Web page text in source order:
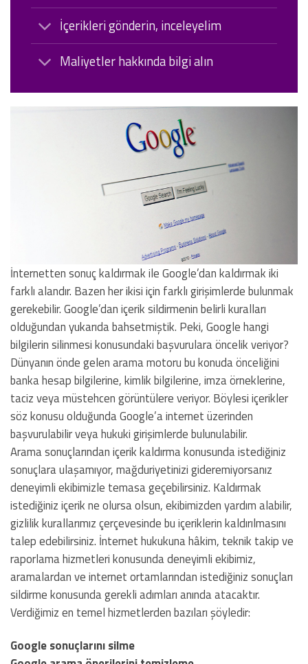
İçerikleri gönderin, inceleyelim
Maliyetler hakkında bilgi alın
İnternetten sonuç kaldırmak ile Google’dan kaldırmak iki
farklı alandır. Bazen her ikisi için farklı girişimlerde bulunmak
gerekebilir. Google’dan içerik sildirmenin belirli kuralları
olduğundan yukarıda bahsetmiştik. Peki, Google hangi
bilgilerin silinmesi konusundaki başvurulara öncelik veriyor?
Dünyanın önde gelen arama motoru bu konuda önceliğini
banka hesap bilgilerine, kimlik bilgilerine, imza örneklerine,
taciz veya müstehcen görüntülere veriyor. Böylesi içerikler
söz konusu olduğunda Google’a internet üzerinden
başvurulabilir veya hukuki girişimlerde bulunulabilir.
Arama sonuçlarından içerik kaldırma konusunda istediğiniz
sonuçlara ulaşamıyor, mağduriyetinizi gideremiyorsanız
deneyimli ekibimizle temasa geçebilirsiniz. Kaldırmak
istediğiniz içerik ne olursa olsun, ekibimizden yardım alabilir,
gizlilik kurallarımız çerçevesinde bu içeriklerin kaldırılmasını
talep edebilirsiniz. İnternet hukukuna hâkim, teknik takip ve
raporlama hizmetleri konusunda deneyimli ekibimiz,
aramalardan ve internet ortamlarından istediğiniz sonuçları
sildirme konusunda gerekli adımları anında atacaktır.
Verdiğimiz en temel hizmetlerden bazıları şöyledir:
Google sonuçlarını silme